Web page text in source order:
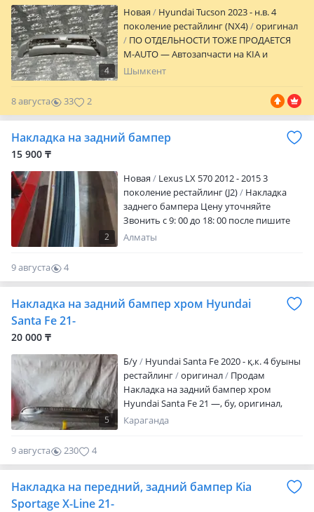
4
Новая
Hyundai Tucson 2023 - н.в. 4
поколение рестайлинг (NX4)
оригинал
ПО ОТДЕЛЬНОСТИ ТОЖЕ ПРОДАЕТСЯ
M-AUTO — Автозапчасти на KIA и
HYUNDAI Большой ассортимент
качественных дубликатов. Качество!
Гарантия! Доступные ЦЕНЫ! Кузовные
детали; Оптика; Радиаторы; Детали
подвески и двигателя. Отправляем в
нужную вам запчасть — пишите. В
наличии более 5000 наименований
товаров. Если не отвечаем тут пишите
или звоните! Г. Шымкент 2 точки продаж
по адресам: ТЦ "ТУЛПАР 2030" 4ряд 35
Шымкент
8 августа 33 2
Накладка на задний бампер
15 900 ₸
2
Новая
Lexus LX 570 2012 - 2015 3
поколение рестайлинг (J2)
Накладка
заднего бампера Цену уточняйте
Звонить с 9: 00 до 18: 00 после пишите
Алматы
9 августа
4
0
Накладка на задний бампер хром Hyundai
Santa Fe 21-
20 000 ₸
5
Б/y
Hyundai Santa Fe 2020 - қ.к. 4 буыны
рестайлинг
оригинал
Продам
Накладка на задний бампер хром
Hyundai Santa Fe 21 —, бу, оригинал,
отправка в регионы, доставка по городу
Караганда
9 августа 230 4
Накладка на передний, задний бампер Kia
Sportage X-Line 21-